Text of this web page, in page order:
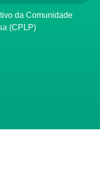
(CPLP)